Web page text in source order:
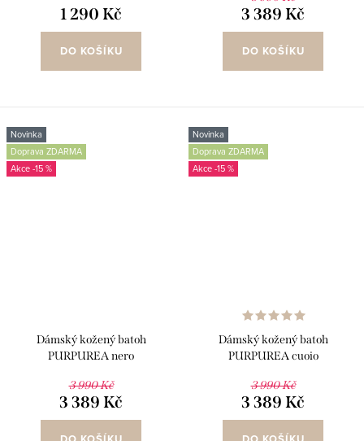
1 290 Kč
DO KOŠÍKU
3 389 Kč
DO KOŠÍKU
Novinka
Doprava ZDARMA
-15 %
Dámský kožený batoh
PURPUREA nero
3 990 Kč
3 389 Kč
Novinka
Doprava ZDARMA
-15 %
Dámský kožený batoh
PURPUREA cuoio
3 990 Kč
3 389 Kč